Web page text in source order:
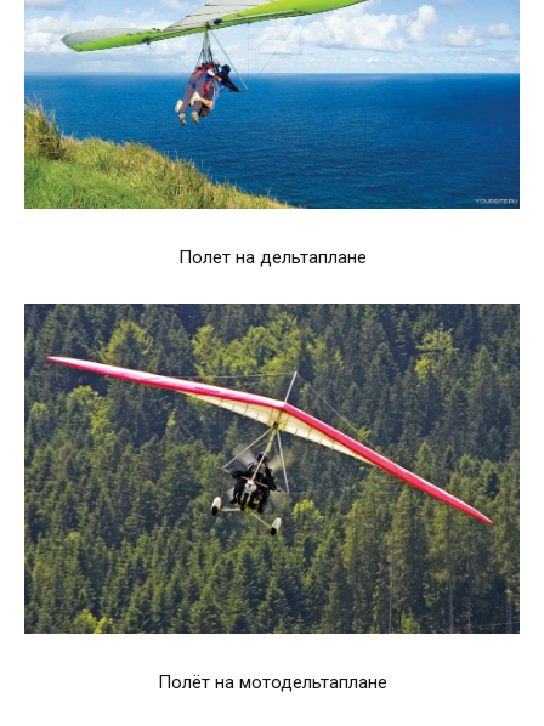
Полет на дельтаплане
Полёт на мотодельтаплане